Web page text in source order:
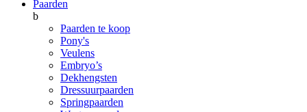
Paarden
b
Paarden te koop
Pony's
Veulens
Embryo’s
Dekhengsten
Dressuurpaarden
Springpaarden